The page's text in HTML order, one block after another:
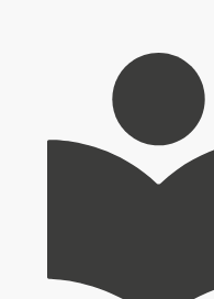
Sie mir heute bitte ein